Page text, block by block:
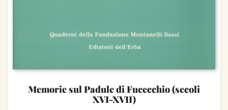
Memorie sul Padule di Fucecchio (secoli
XVI-XVII)